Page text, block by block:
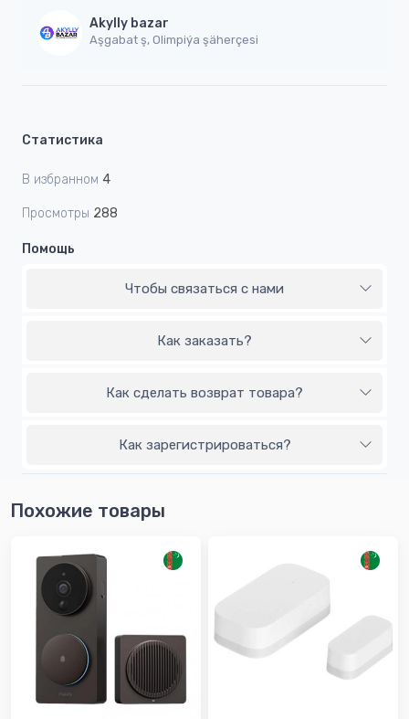
Akylly bazar
Aşgabat ş, Olimpiýa şäherçesi
Статистика
В избранном 4
Просмотры 288
Помощь
Чтобы связаться с нами
Как заказать?
Как сделать возврат товара?
Как зарегистрироваться?
Похожие товары